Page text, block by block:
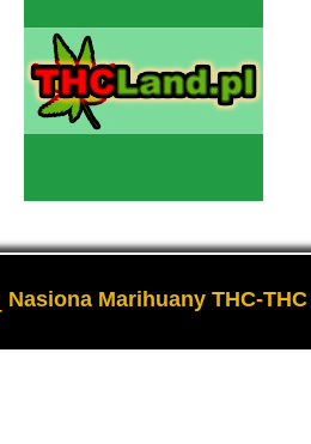
na temat marihuany, konopi i cannabis
Nasiona Marihuany THC-THC